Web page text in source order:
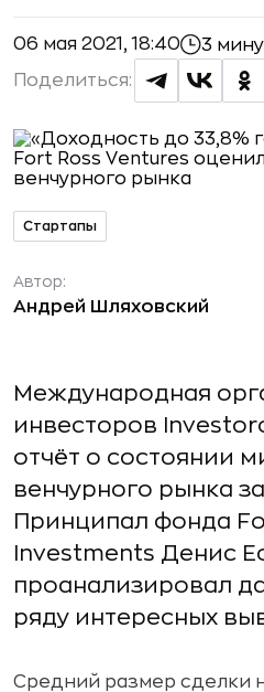
06 мая 2021, 18:40 3
Поделиться:
Стартапы
Автор:
Андрей Шляховский
Международная
инвесторов
отчёт о состоянии
венчурного рынка
Принципал фонда
Investments Денис
проанализировал
ряду интересных
Средний размер сделки